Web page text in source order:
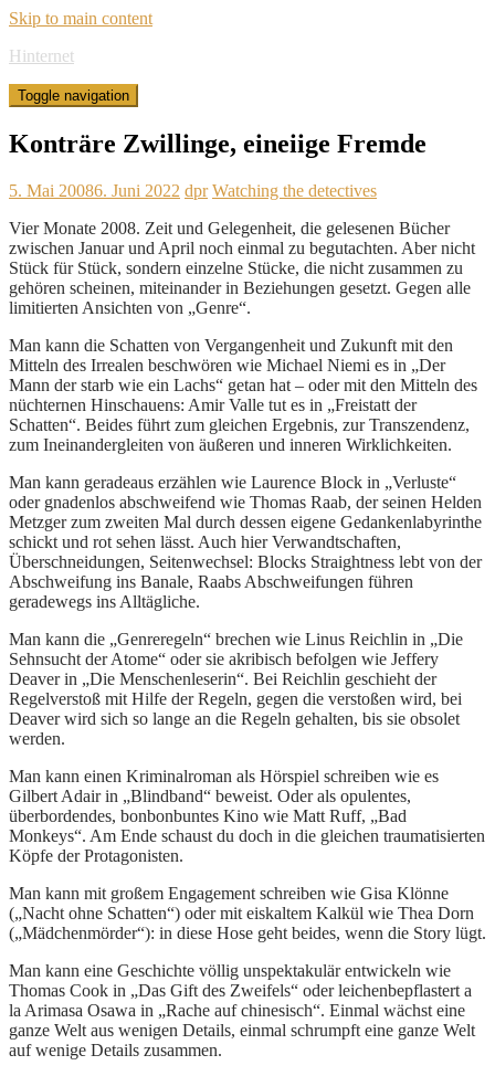
Skip to main content
Hinternet
Toggle navigation
Konträre Zwillinge, eineiige Fremde
5. Mai 20086. Juni 2022 dpr Watching the detectives
Vier Monate 2008. Zeit und Gelegenheit, die gelesenen Bücher
zwischen Januar und April noch einmal zu begutachten. Aber nicht
Stück für Stück, sondern einzelne Stücke, die nicht zusammen zu
gehören scheinen, miteinander in Beziehungen gesetzt. Gegen alle
limitierten Ansichten von „Genre“.
Man kann die Schatten von Vergangenheit und Zukunft mit den
Mitteln des Irrealen beschwören wie Michael Niemi es in „Der
Mann der starb wie ein Lachs“ getan hat – oder mit den Mitteln des
nüchternen Hinschauens: Amir Valle tut es in „Freistatt der
Schatten“. Beides führt zum gleichen Ergebnis, zur Transzendenz,
zum Ineinandergleiten von äußeren und inneren Wirklichkeiten.
Man kann geradeaus erzählen wie Laurence Block in „Verluste“
oder gnadenlos abschweifend wie Thomas Raab, der seinen Helden
Metzger zum zweiten Mal durch dessen eigene Gedankenlabyrinthe
schickt und rot sehen lässt. Auch hier Verwandtschaften,
Überschneidungen, Seitenwechsel: Blocks Straightness lebt von der
Abschweifung ins Banale, Raabs Abschweifungen führen
geradewegs ins Alltägliche.
Man kann die „Genreregeln“ brechen wie Linus Reichlin in „Die
Sehnsucht der Atome“ oder sie akribisch befolgen wie Jeffery
Deaver in „Die Menschenleserin“. Bei Reichlin geschieht der
Regelverstoß mit Hilfe der Regeln, gegen die verstoßen wird, bei
Deaver wird sich so lange an die Regeln gehalten, bis sie obsolet
werden.
Man kann einen Kriminalroman als Hörspiel schreiben wie es
Gilbert Adair in „Blindband“ beweist. Oder als opulentes,
überbordendes, bonbonbuntes Kino wie Matt Ruff, „Bad
Monkeys“. Am Ende schaust du doch in die gleichen traumatisierten
Köpfe der Protagonisten.
Man kann mit großem Engagement schreiben wie Gisa Klönne
(„Nacht ohne Schatten“) oder mit eiskaltem Kalkül wie Thea Dorn
(„Mädchenmörder“): in diese Hose geht beides, wenn die Story lügt.
Man kann eine Geschichte völlig unspektakulär entwickeln wie
Thomas Cook in „Das Gift des Zweifels“ oder leichenbepflastert a
la Arimasa Osawa in „Rache auf chinesisch“. Einmal wächst eine
ganze Welt aus wenigen Details, einmal schrumpft eine ganze Welt
auf wenige Details zusammen.